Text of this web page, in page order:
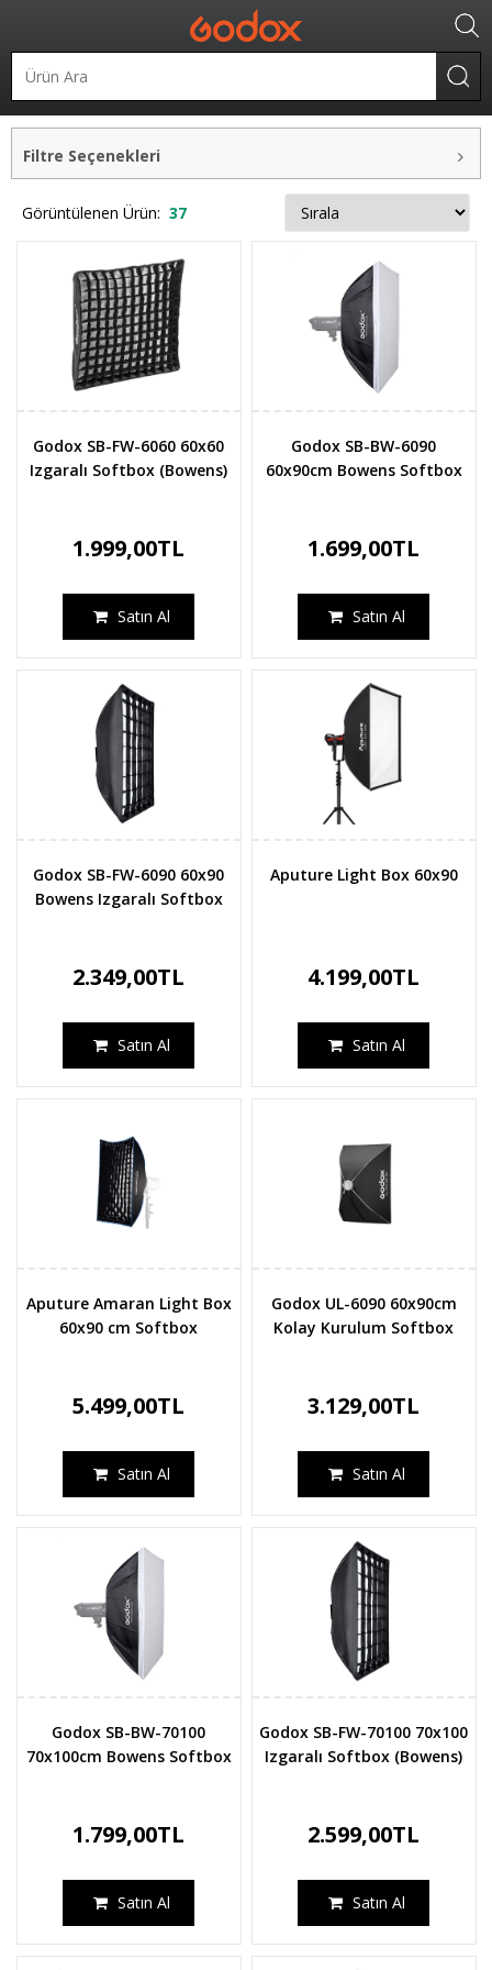
Şekillendiriciler Softbox Dörtgen Softbox
Filtre Seçenekleri
Görüntülenen Ürün: 37
Godox SB-FW-6060 60x60
Izgaralı Softbox (Bowens)
1.999,00TL
Satın Al
Godox SB-BW-6090
60x90cm Bowens Softbox
1.699,00TL
Satın Al
Godox SB-FW-6090 60x90
Bowens Izgaralı Softbox
2.349,00TL
Satın Al
Aputure Light Box 60x90
4.199,00TL
Satın Al
Aputure Amaran Light Box
60x90 cm Softbox
5.499,00TL
Satın Al
Godox UL-6090 60x90cm
Kolay Kurulum Softbox
3.129,00TL
Satın Al
Godox SB-BW-70100
70x100cm Bowens Softbox
1.799,00TL
Satın Al
Godox SB-FW-70100 70x100
Izgaralı Softbox (Bowens)
2.599,00TL
Satın Al